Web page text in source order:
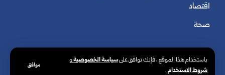
باستخدام هذا الموقع ، فإنك توافق علىسياسة الخصوصيةو
شروط الاستخدام.
موافق
اقتصاد
صحة